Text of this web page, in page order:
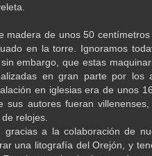
madera de unos 50
en la torre. Ignoramos
embargo, que estas
en gran parte por los
en iglesias era de unos
sus autores fueran
relojes.
gracias a la colaboración de
una litografía del Orejón, y